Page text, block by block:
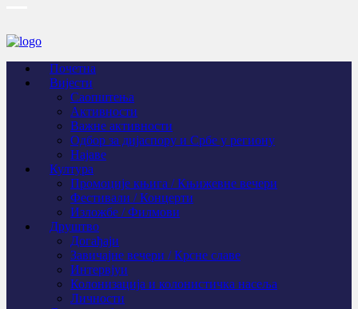
Почетна
Вијести
Саопштења
Активности
Важне активности
Одбор за дијаспору и Србе у региону
Најаве
Култура
Промоције књига / Књижевне вечери
Фестивали / Концерти
Изложбе / Филмови
Друштво
Догађаји
Завичајне вечери / Крсне славе
Интервјуи
Колонизација и колонистичка насеља
Личности